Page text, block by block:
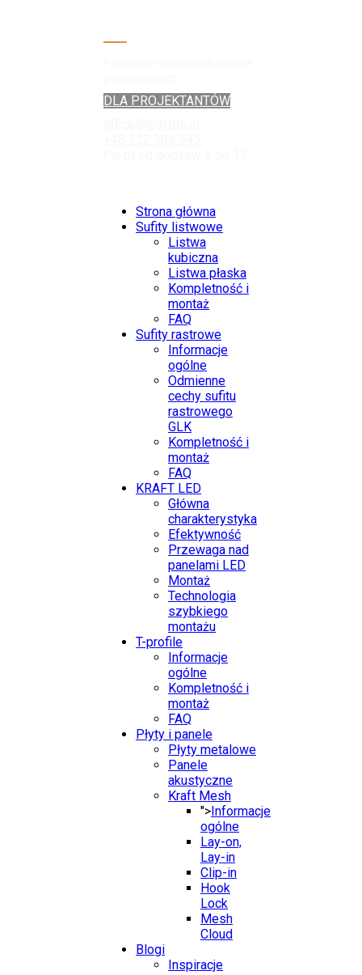
DLA PROJEKTANTÓW
Strona główna
Sufity listwowe
Listwa
kubiczna
Listwa płaska
Kompletność i
montaż
FAQ
Sufity rastrowe
Informacje
ogólne
Odmienne
cechy sufitu
rastrowego
GLK
Kompletność i
montaż
FAQ
KRAFT LED
Główna
charakterystyka
Efektywność
Przewaga nad
panelami LED
Montaż
Technologia
szybkiego
montażu
T-profile
Informacje
ogólne
Kompletność i
montaż
FAQ
Płyty i panele
Płyty metalowe
Panele
akustyczne
Kraft Mesh
">Informacje
ogólne
Lay-on,
Lay-in
Clip-in
Hook
Lock
Mesh
Cloud
Blogi
Inspiracje